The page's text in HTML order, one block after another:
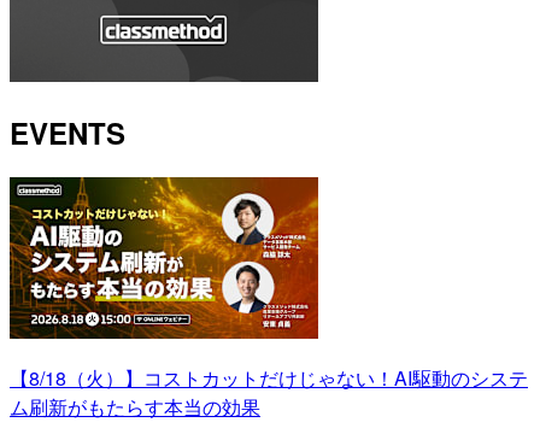
EVENTS
【8/18（火）】コストカットだけじゃない！AI駆動のシステ
ム刷新がもたらす本当の効果